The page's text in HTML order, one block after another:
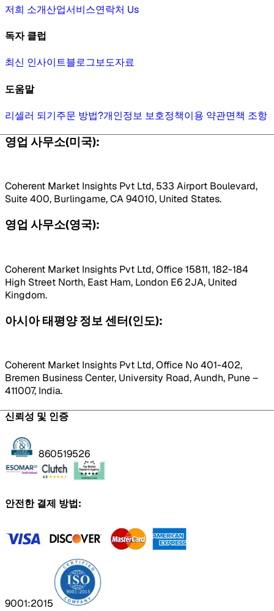
저희 소개산업서비스연락처 Us
독자 클럽
최신 인사이트블로그보도자료
도움말
리셀러 되기주문 방법?개인정보 보호정책이용 약관면책 조항
영업 사무소(미국):
Coherent Market Insights Pvt Ltd, 533 Airport Boulevard,
Suite 400, Burlingame, CA 94010, United States.
영업 사무소(영국):
Coherent Market Insights Pvt Ltd, Office 15811, 182-184
High Street North, East Ham, London E6 2JA, United
Kingdom.
아시아 태평양 정보 센터(인도):
Coherent Market Insights Pvt Ltd, Office No 401-402,
Bremen Business Center, University Road, Aundh, Pune –
411007, India.
신뢰성 및 인증
860519526
안전한 결제 방법:
9001:2015